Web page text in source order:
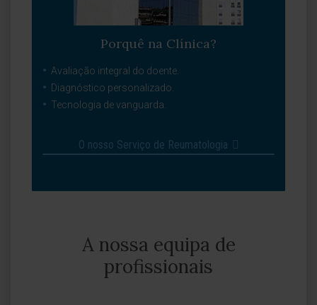
Porquê na Clínica?
Avaliação integral do doente.
Diagnóstico personalizado.
Tecnologia de vanguarda.
O nosso Serviço de Reumatologia
A nossa equipa de
profissionais